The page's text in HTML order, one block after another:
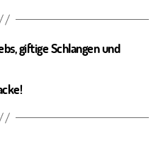
giftige Schlangen und